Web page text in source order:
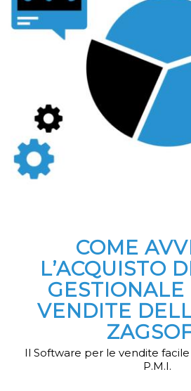
COME
L’ACQUISTO
GESTIONALE
VENDITE
Il Software per le vendite
P.M.I.